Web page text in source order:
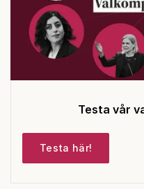
Testa vår
Testa här!